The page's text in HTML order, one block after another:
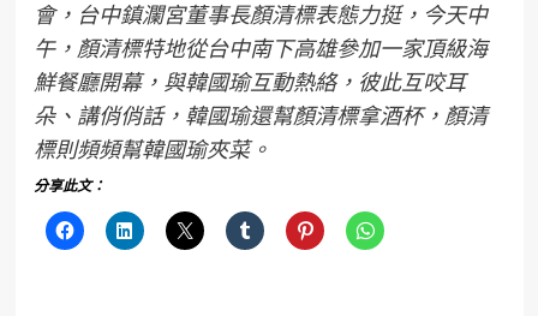
會，台中鎮瀾宮董事長顏清標表態力挺，今天中
午，顏清標特地從台中南下高雄參加一家頂級海
鮮餐廳開幕，與韓國瑜互動熱絡，彼此互咬耳
朵、講俏俏話，韓國瑜還幫顏清標拿酒杯，顏清
標則頻頻幫韓國瑜夾菜。
分享此文：